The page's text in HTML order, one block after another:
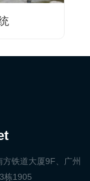
铁道大厦9F、广州
栋1905